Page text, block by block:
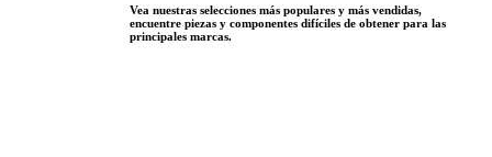
Vea nuestras selecciones más populares y más vendidas,
encuentre piezas y componentes difíciles de obtener para las
principales marcas.